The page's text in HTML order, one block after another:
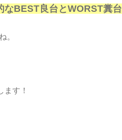
なBEST良台とWORST糞台
。
す！